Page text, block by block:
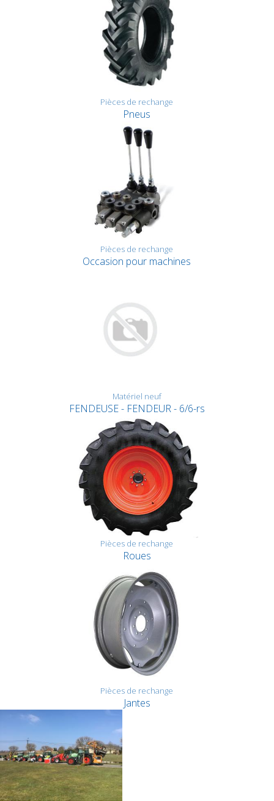
Pièces de rechange
Pneus
Pièces de rechange
Occasion pour machines
Matériel neuf
FENDEUSE - FENDEUR - 6/6-rs
Pièces de rechange
Roues
Pièces de rechange
Jantes